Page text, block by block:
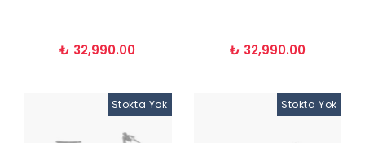
₺ 32,990.00 ₺ 32,990.00
Stokta Yok Stokta Yok